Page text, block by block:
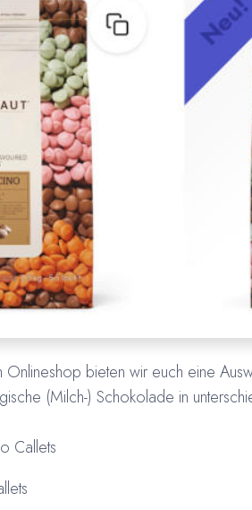
Onlineshop bieten wir euch eine
(Milch-) Schokolade in
Callets